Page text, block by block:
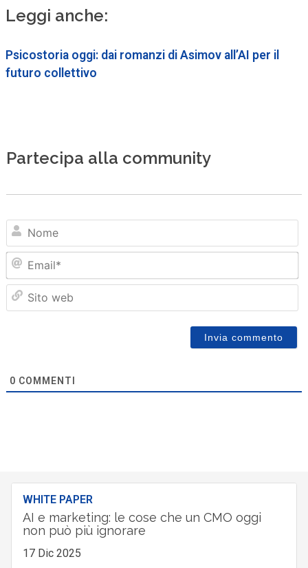
Leggi anche:
Psicostoria oggi: dai romanzi di Asimov all’AI per il
futuro collettivo
Partecipa alla community
0 COMMENTI
WHITE PAPER
AI e marketing: le cose che un CMO oggi
non può più ignorare
17 Dic 2025